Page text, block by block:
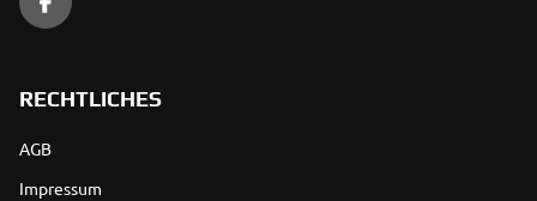
RECHTLICHES
AGB
Impressum